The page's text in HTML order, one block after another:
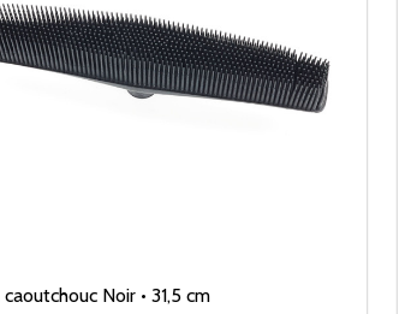
Noir • 31,5 cm